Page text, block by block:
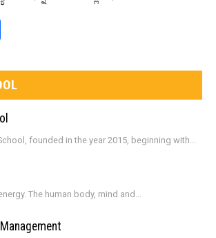
founded in the year 2015, beginning with...
The human body, mind and...
Management